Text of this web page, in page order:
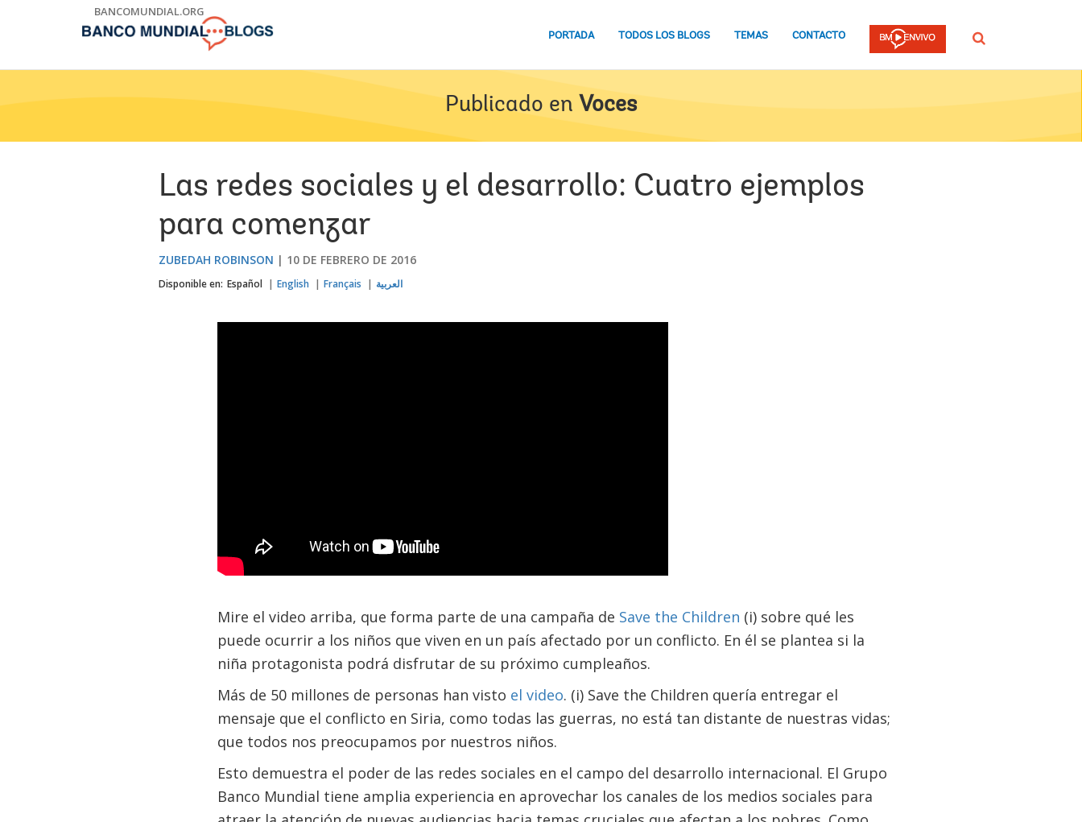
BANCOMUNDIAL.ORG
PORTADA TODOS LOS BLOGS TEMAS CONTACTO Buscar
Publicado en Voces
Las redes sociales y el desarrollo: Cuatro ejemplos
para comenzar
ZUBEDAH ROBINSON 10 DE FEBRERO DE 2016
Disponible en: Español English Français العربية
Mire el video arriba, que forma parte de una campaña de Save the Children (i) sobre qué les
puede ocurrir a los niños que viven en un país afectado por un conflicto. En él se plantea si la
niña protagonista podrá disfrutar de su próximo cumpleaños.
Más de 50 millones de personas han visto el video. (i) Save the Children quería entregar el
mensaje que el conflicto en Siria, como todas las guerras, no está tan distante de nuestras vidas;
que todos nos preocupamos por nuestros niños.
Esto demuestra el poder de las redes sociales en el campo del desarrollo internacional. El Grupo
Banco Mundial tiene amplia experiencia en aprovechar los canales de los medios sociales para